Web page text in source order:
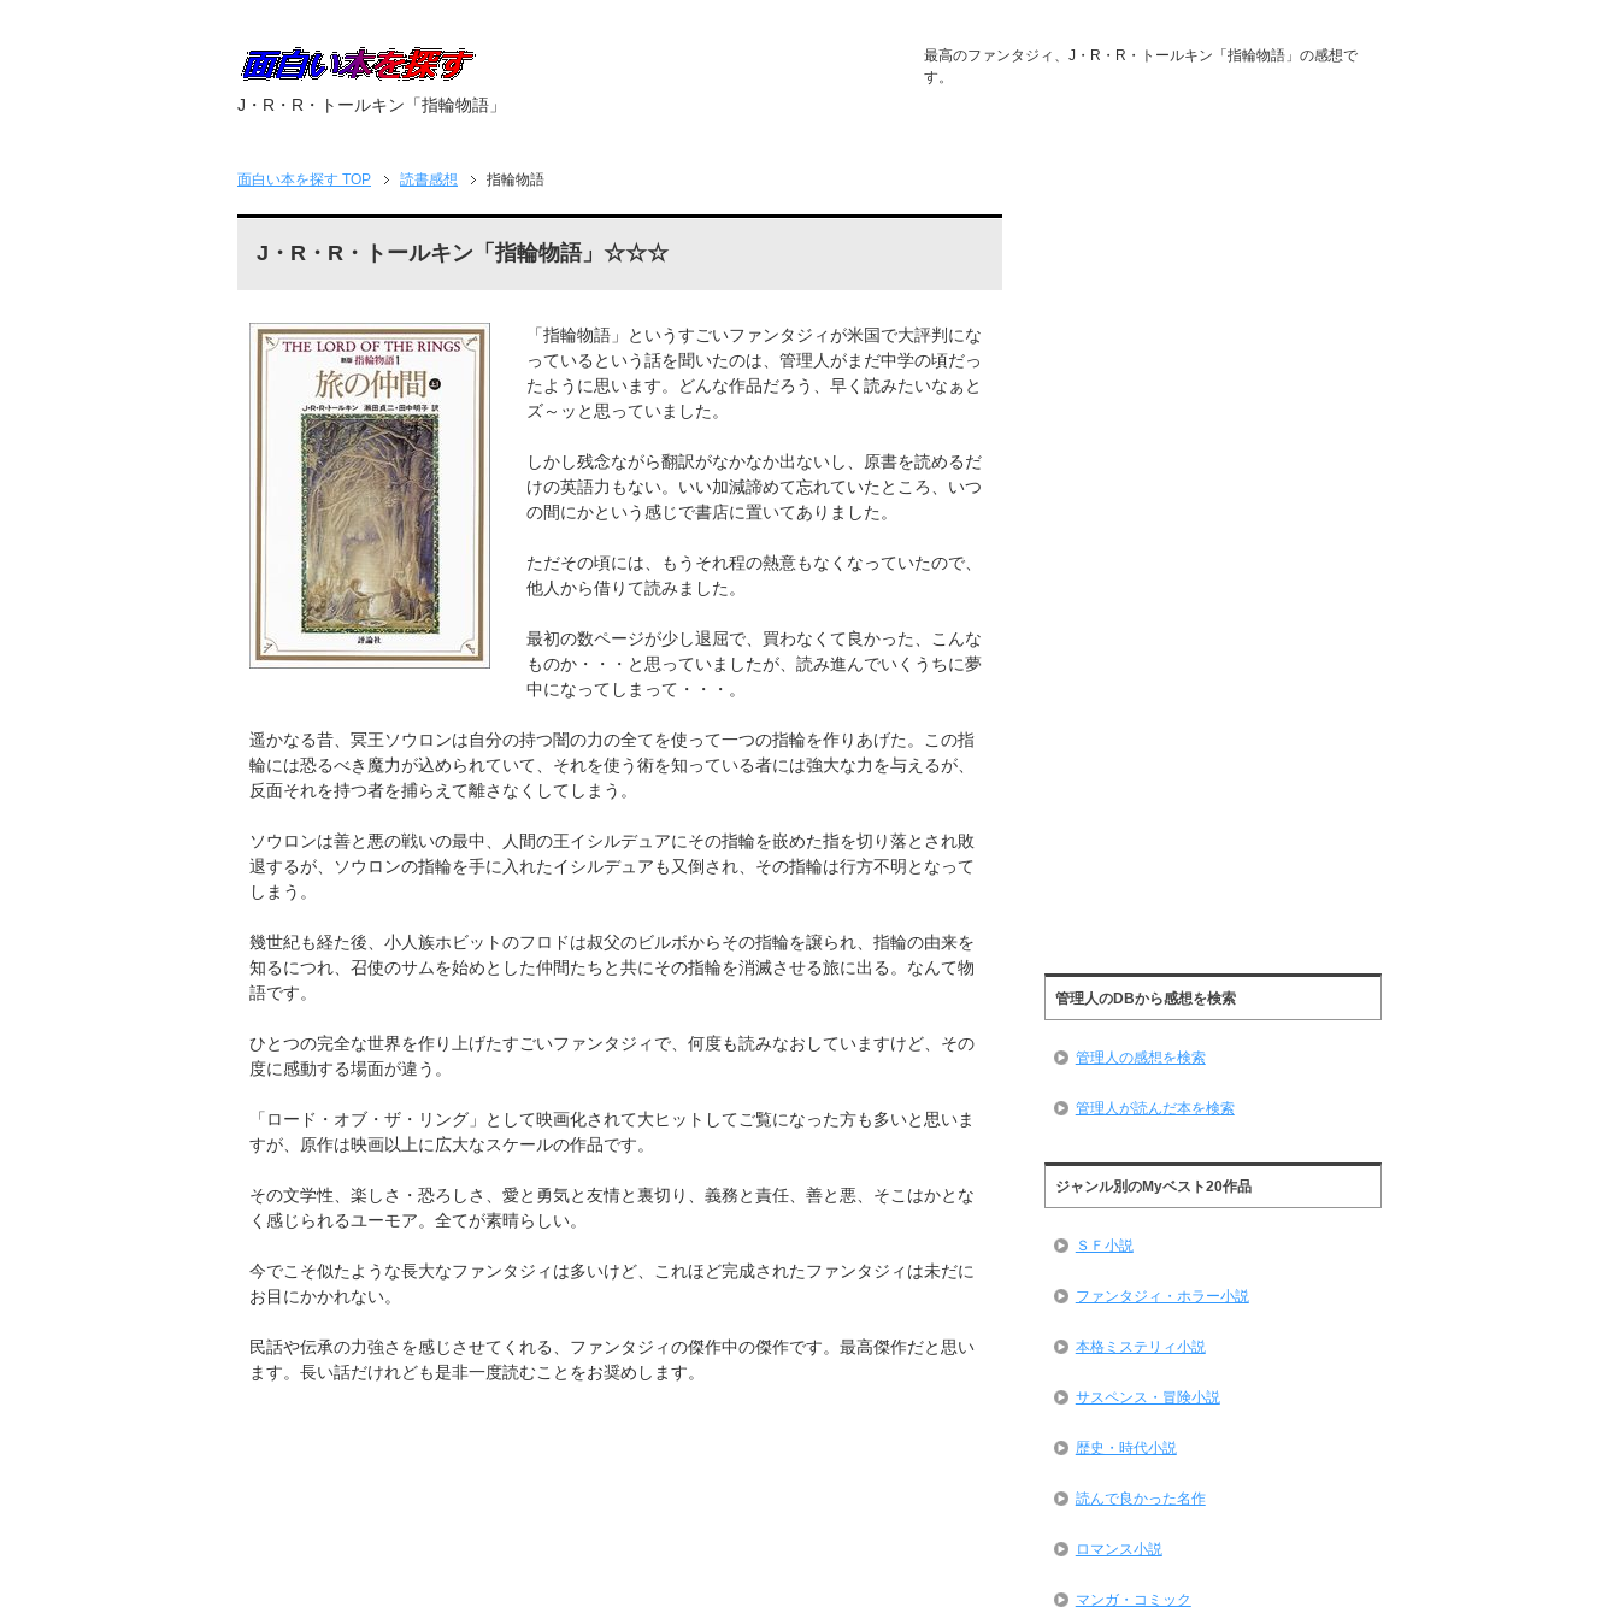
J・R・R・トールキン「指輪物語」
最高のファンタジィ、J・R・R・トールキン「指輪物語」の感想で
す。
面白い本を探す TOP 読書感想 指輪物語
J・R・R・トールキン「指輪物語」☆☆☆
「指輪物語」というすごいファンタジィが米国で大評判にな
っているという話を聞いたのは、管理人がまだ中学の頃だっ
たように思います。どんな作品だろう、早く読みたいなぁと
ズ～ッと思っていました。
しかし残念ながら翻訳がなかなか出ないし、原書を読めるだ
けの英語力もない。いい加減諦めて忘れていたところ、いつ
の間にかという感じで書店に置いてありました。
ただその頃には、もうそれ程の熱意もなくなっていたので、
他人から借りて読みました。
最初の数ページが少し退屈で、買わなくて良かった、こんな
ものか・・・と思っていましたが、読み進んでいくうちに夢
中になってしまって・・・。
遥かなる昔、冥王ソウロンは自分の持つ闇の力の全てを使って一つの指輪を作りあげた。この指
輪には恐るべき魔力が込められていて、それを使う術を知っている者には強大な力を与えるが、
反面それを持つ者を捕らえて離さなくしてしまう。
ソウロンは善と悪の戦いの最中、人間の王イシルデュアにその指輪を嵌めた指を切り落とされ敗
退するが、ソウロンの指輪を手に入れたイシルデュアも又倒され、その指輪は行方不明となって
しまう。
幾世紀も経た後、小人族ホビットのフロドは叔父のビルボからその指輪を譲られ、指輪の由来を
知るにつれ、召使のサムを始めとした仲間たちと共にその指輪を消滅させる旅に出る。なんて物
語です。
ひとつの完全な世界を作り上げたすごいファンタジィで、何度も読みなおしていますけど、その
度に感動する場面が違う。
「ロード・オブ・ザ・リング」として映画化されて大ヒットしてご覧になった方も多いと思いま
すが、原作は映画以上に広大なスケールの作品です。
その文学性、楽しさ・恐ろしさ、愛と勇気と友情と裏切り、義務と責任、善と悪、そこはかとな
く感じられるユーモア。全てが素晴らしい。
今でこそ似たような長大なファンタジィは多いけど、これほど完成されたファンタジィは未だに
お目にかかれない。
民話や伝承の力強さを感じさせてくれる、ファンタジィの傑作中の傑作です。最高傑作だと思い
ます。長い話だけれども是非一度読むことをお奨めします。
管理人のDBから感想を検索
管理人の感想を検索
管理人が読んだ本を検索
ジャンル別のMyベスト20作品
ＳＦ小説
ファンタジィ・ホラー小説
本格ミステリィ小説
サスペンス・冒険小説
歴史・時代小説
読んで良かった名作
ロマンス小説
マンガ・コミック